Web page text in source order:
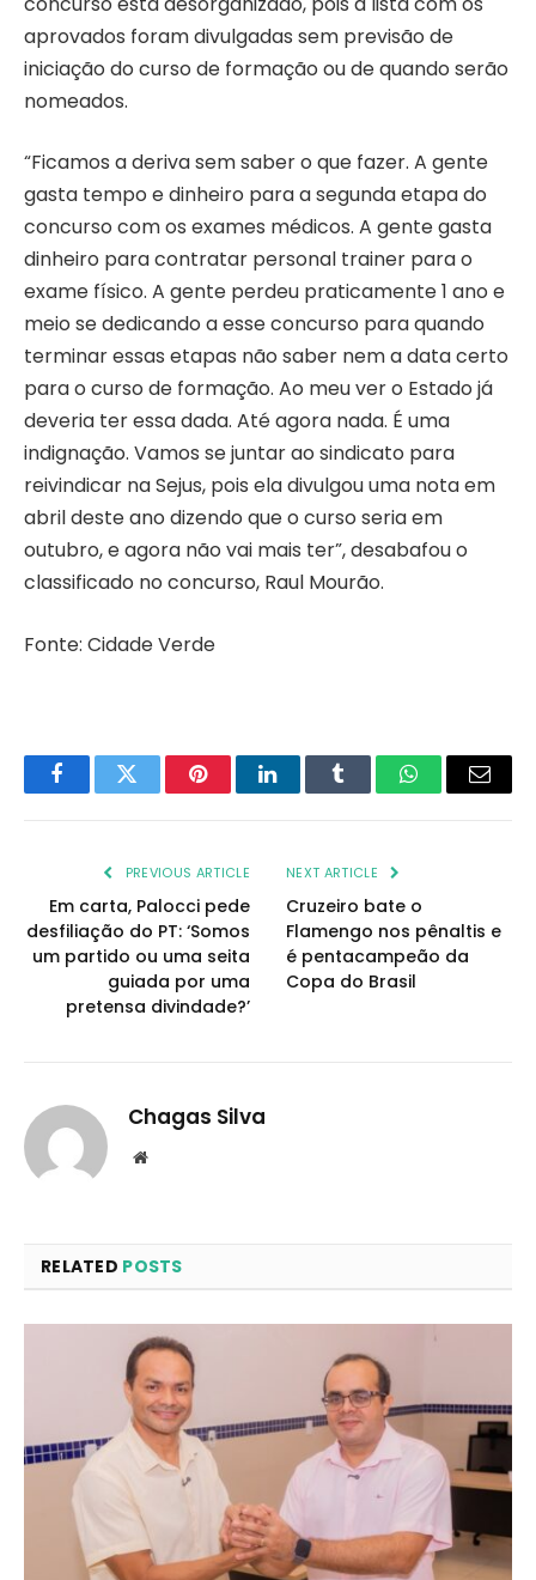
aprovados foram divulgadas sem previsão de
iniciação do curso de formação ou de quando serão
nomeados.
“Ficamos a deriva sem saber o que fazer. A gente
gasta tempo e dinheiro para a segunda etapa do
concurso com os exames médicos. A gente gasta
dinheiro para contratar personal trainer para o
exame físico. A gente perdeu praticamente 1 ano e
meio se dedicando a esse concurso para quando
terminar essas etapas não saber nem a data certo
para o curso de formação. Ao meu ver o Estado já
deveria ter essa dada. Até agora nada. É uma
indignação. Vamos se juntar ao sindicato para
reivindicar na Sejus, pois ela divulgou uma nota em
abril deste ano dizendo que o curso seria em
outubro, e agora não vai mais ter”, desabafou o
classificado no concurso, Raul Mourão.
Fonte: Cidade Verde
FacebookTwitter PinterestLinkedInTumblr WhatsAppEmail
PREVIOUS ARTICLE
Em carta, Palocci pede
desfiliação do PT: ‘Somos
um partido ou uma seita
guiada por uma
pretensa divindade?’
NEXT ARTICLE
Cruzeiro bate o
Flamengo nos pênaltis e
é pentacampeão da
Copa do Brasil
Chagas Silva
Website
RELATED POSTS